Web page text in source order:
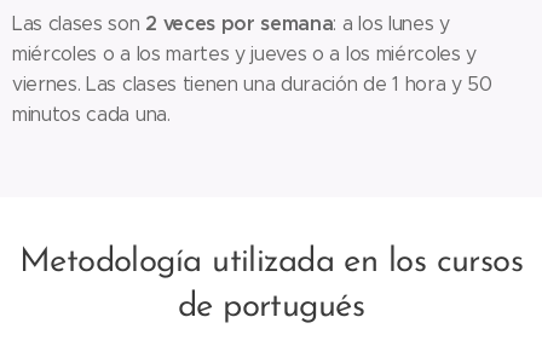
Las clases son 2 veces por semana: a los lunes y
miércoles o a los martes y jueves o a los miércoles y
viernes. Las clases tienen una duración de 1 hora y 50
minutos cada una.
Metodología utilizada en los cursos
de portugués